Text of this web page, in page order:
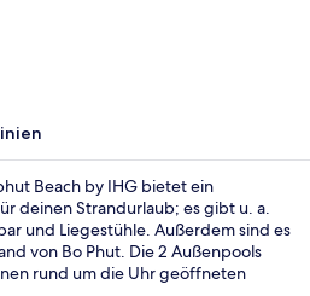
Beach by IHG bietet ein
deinen Strandurlaub; es gibt u. a.
und Liegestühle. Außerdem sind es
von Bo Phut. Die 2 Außenpools
rund um die Uhr geöffneten